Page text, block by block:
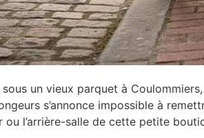
un vieux parquet à
s’annonce impossible à
l’arrière-salle de cette petite